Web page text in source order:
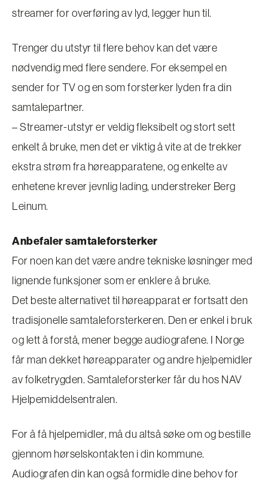
streamer for overføring av lyd, legger hun til.
Trenger du utstyr til flere behov kan det være
nødvendig med flere sendere. For eksempel en
sender for TV og en som forsterker lyden fra din
samtalepartner.
– Streamer-utstyr er veldig fleksibelt og stort sett
enkelt å bruke, men det er viktig å vite at de trekker
ekstra strøm fra høreapparatene, og enkelte av
enhetene krever jevnlig lading, understreker Berg
Leinum.
Anbefaler samtaleforsterker
For noen kan det være andre tekniske løsninger med
lignende funksjoner som er enklere å bruke.
Det beste alternativet til høreapparat er fortsatt den
tradisjonelle samtaleforsterkeren. Den er enkel i bruk
og lett å forstå, mener begge audiografene. I Norge
får man dekket høreapparater og andre hjelpemidler
av folketrygden. Samtaleforsterker får du hos NAV
Hjelpemiddelsentralen.
For å få hjelpemidler, må du altså søke om og bestille
gjennom hørselskontakten i din kommune.
Audiografen din kan også formidle dine behov for